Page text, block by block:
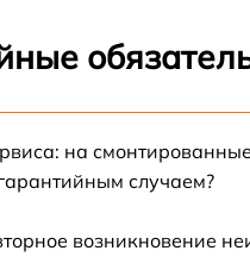
Fluke 437 II
на
случаем?
возникновение